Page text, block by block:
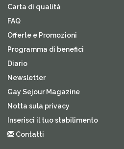
Carta di qualità
FAQ
Offerte e Promozioni
Programma di benefici
Diario
Newsletter
Gay Sejour Magazine
Notta sula privacy
Inserisci il tuo stabilimento
Contatti